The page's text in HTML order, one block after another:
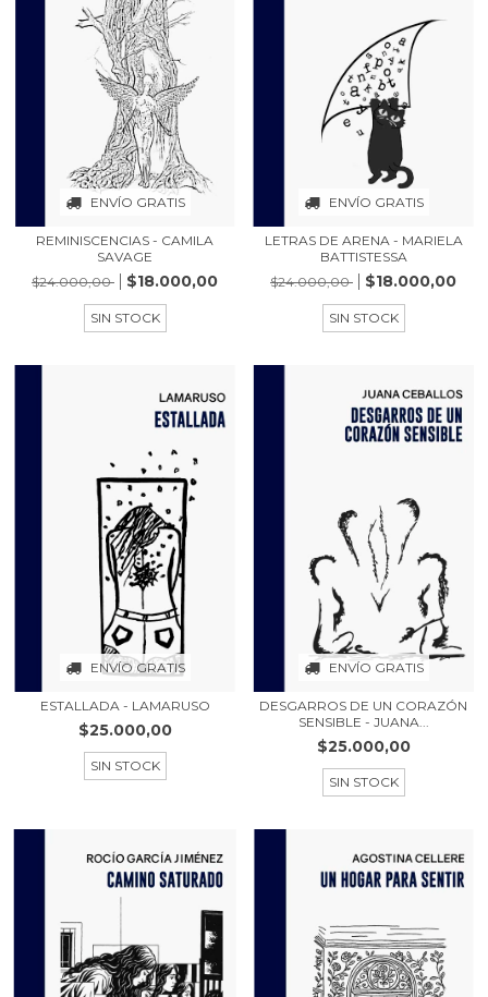
ENVÍO GRATIS
REMINISCENCIAS - CAMILA
SAVAGE
$24.000,00
$18.000,00
SIN STOCK
ENVÍO GRATIS
LETRAS DE ARENA - MARIELA
BATTISTESSA
$24.000,00
$18.000,00
SIN STOCK
ENVÍO GRATIS
ESTALLADA - LAMARUSO
$25.000,00
SIN STOCK
ENVÍO GRATIS
DESGARROS DE UN CORAZÓN
SENSIBLE - JUANA...
$25.000,00
SIN STOCK